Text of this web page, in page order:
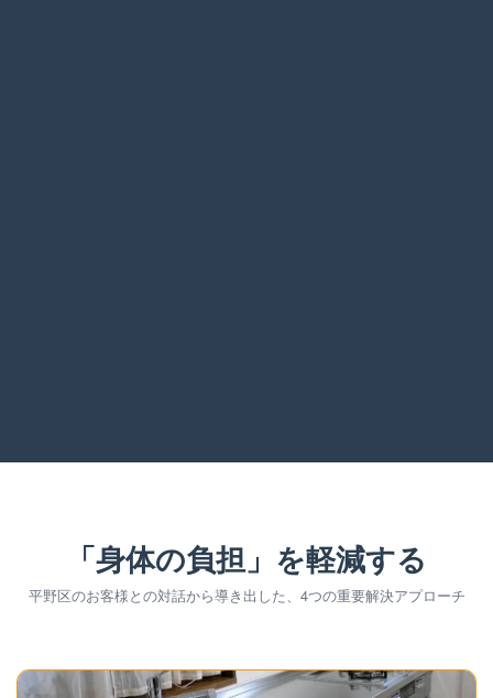
「身体の負担」を軽減する
平野区のお客様との対話から導き出した、4つの重要解決アプローチ